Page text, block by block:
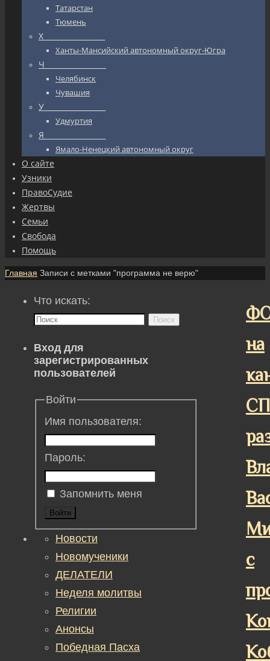
Татарстан
Тюмень
Х_________________
Ханты-Мансийский автономный округ-Югра
Ч_________________
Челябинск
Чувашия
У_________________
Удмуртия
Я_________________
Ямало-Ненецкий автономный округ
О сайте
Узники
ПравоСудие
Жертвы
Семьи
Свобода
Помощь
Главная Записи с метками "программа не верю"
на
с
Что искать:
Поиск
Вход для
зарегистрированных
пользователей
Войти
Имя пользователя:
Пароль:
Запомнить меня
Войти
Новости
Новомученики
ДЕЛАТЕЛИ
Неделя молитвы
Религии
Анонсы
Победная Пасха